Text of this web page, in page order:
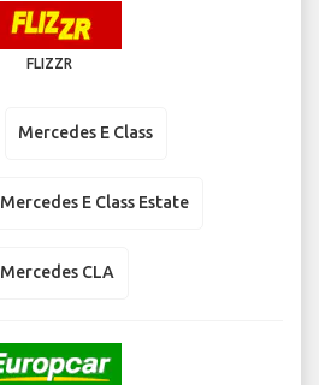
FLIZZR
Mercedes E Class
Mercedes E Class Estate
Mercedes CLA